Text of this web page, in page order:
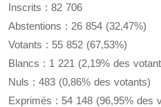
Inscrits : 82 706
Abstentions : 26 854 (32,47%)
Votants : 55 852 (67,53%)
Blancs : 1 221 (2,19% des
Nuls : 483 (0,86% des votants)
Exprimés : 54 148 (96,95% des